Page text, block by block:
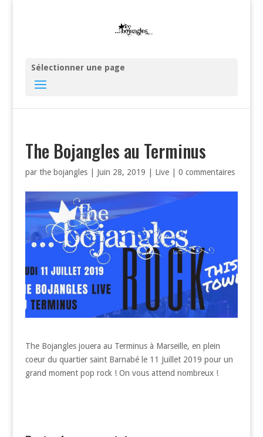
Sélectionner une page
The Bojangles au Terminus
par the bojangles| Juin 28, 2019 Live| 0 commentaires
The Bojangles jouera au Terminus à Marseille, en plein
coeur du quartier saint Barnabé le 11 Juillet 2019 pour un
grand moment pop rock ! On vous attend nombreux !